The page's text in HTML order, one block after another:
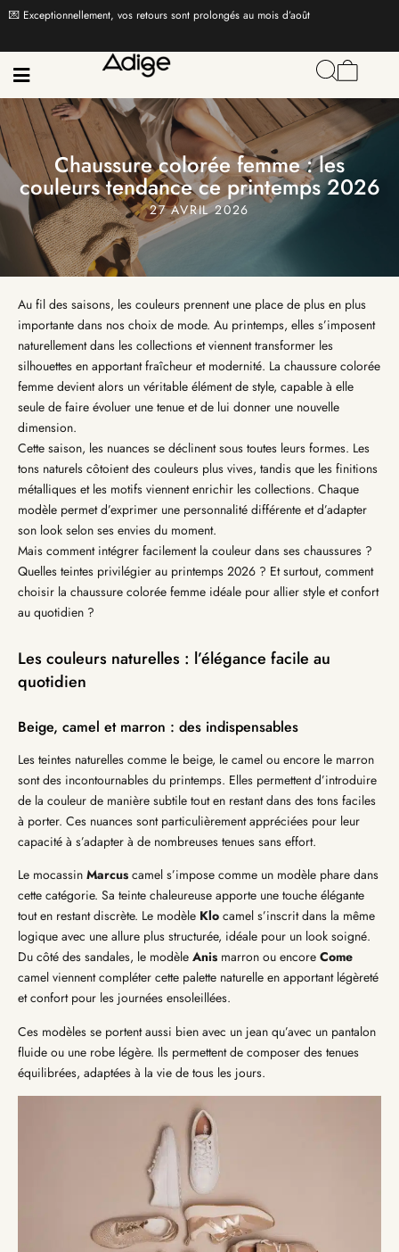
💌 Exceptionnellement, vos retours sont prolongés au mois d’août
Chaussure colorée femme : les
couleurs tendance ce printemps 2026
27 AVRIL 2026
Au fil des saisons, les couleurs prennent une place de plus en plus
importante dans nos choix de mode. Au printemps, elles s’imposent
naturellement dans les collections et viennent transformer les
silhouettes en apportant fraîcheur et modernité. La chaussure colorée
femme devient alors un véritable élément de style, capable à elle
seule de faire évoluer une tenue et de lui donner une nouvelle
dimension.
Cette saison, les nuances se déclinent sous toutes leurs formes. Les
tons naturels côtoient des couleurs plus vives, tandis que les finitions
métalliques et les motifs viennent enrichir les collections. Chaque
modèle permet d’exprimer une personnalité différente et d’adapter
son look selon ses envies du moment.
Mais comment intégrer facilement la couleur dans ses chaussures ?
Quelles teintes privilégier au printemps 2026 ? Et surtout, comment
choisir la chaussure colorée femme idéale pour allier style et confort
au quotidien ?
Les couleurs naturelles : l’élégance facile au
quotidien
Beige, camel et marron : des indispensables
Les teintes naturelles comme le beige, le camel ou encore le marron
sont des incontournables du printemps. Elles permettent d’introduire
de la couleur de manière subtile tout en restant dans des tons faciles
à porter. Ces nuances sont particulièrement appréciées pour leur
capacité à s’adapter à de nombreuses tenues sans effort.
Le mocassin Marcus camel s’impose comme un modèle phare dans
cette catégorie. Sa teinte chaleureuse apporte une touche élégante
tout en restant discrète. Le modèle Klo camel s’inscrit dans la même
logique avec une allure plus structurée, idéale pour un look soigné.
Du côté des sandales, le modèle Anis marron ou encore Come
camel viennent compléter cette palette naturelle en apportant légèreté
et confort pour les journées ensoleillées.
Ces modèles se portent aussi bien avec un jean qu’avec un pantalon
fluide ou une robe légère. Ils permettent de composer des tenues
équilibrées, adaptées à la vie de tous les jours.